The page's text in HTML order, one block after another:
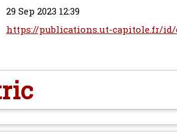
29 Sep 2023 12:39
https://publications.ut-capitole.fr/